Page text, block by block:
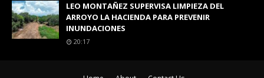
LEO MONTAÑEZ SUPERVISA LIMPIEZA DEL
ARROYO LA HACIENDA PARA PREVENIR
INUNDACIONES
20:17